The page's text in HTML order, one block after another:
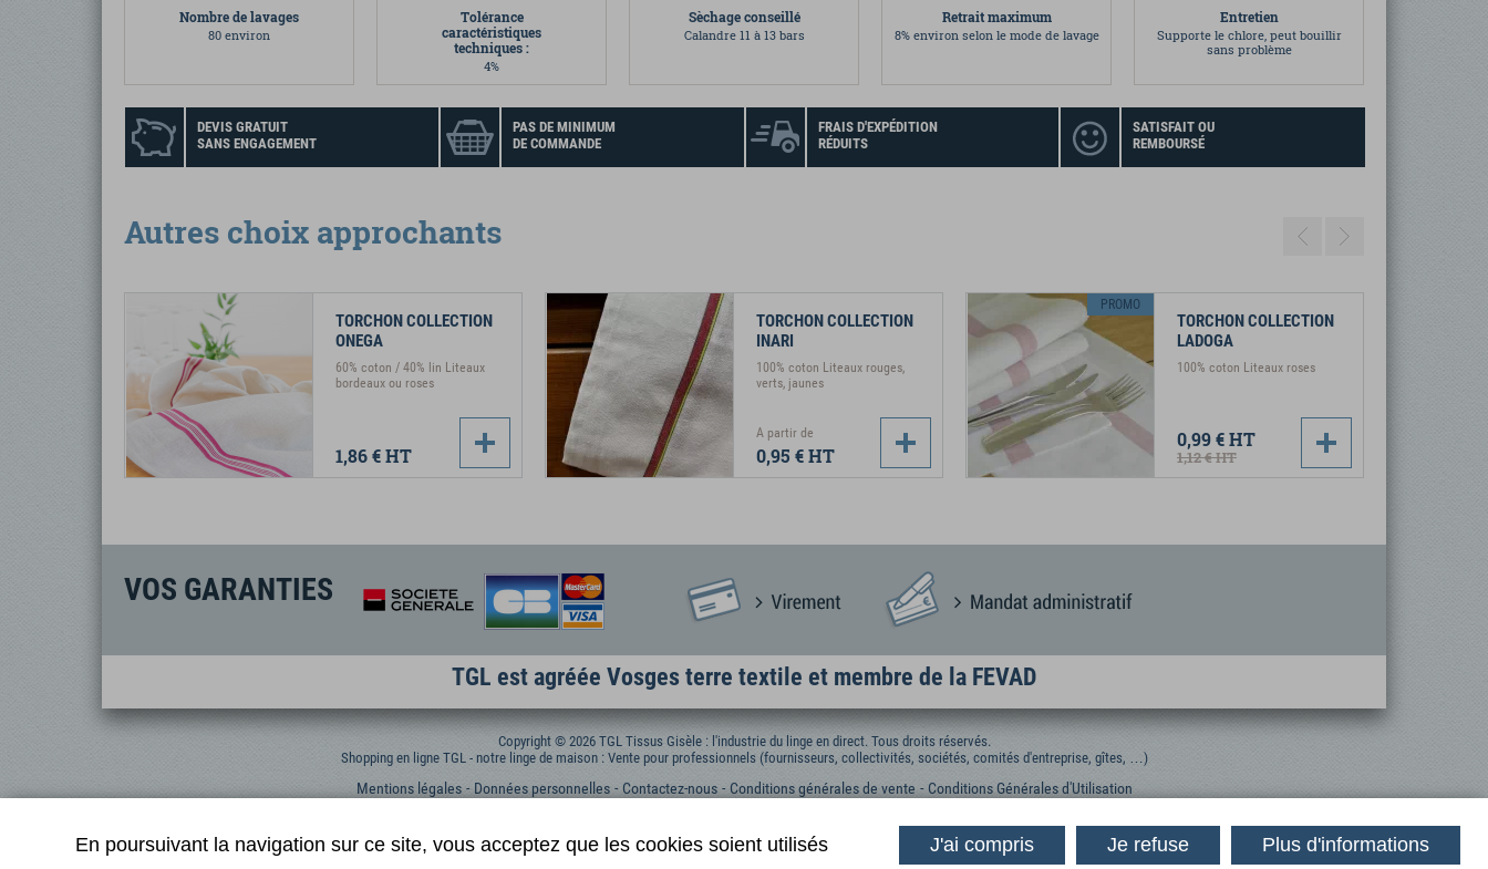
Nombre de lavages
80 environ
Tolérance
caractéristiques
techniques :
4%
Sèchage conseillé
Calandre 11 à 13 bars
Retrait maximum
8% environ selon le mode de lavage
Entretien
Supporte le chlore, peut bouillir
sans problème
DEVIS GRATUIT
SANS ENGAGEMENT
PAS DE MINIMUM
DE COMMANDE
FRAIS D'EXPÉDITION
RÉDUITS
SATISFAIT OU
REMBOURSÉ
Autres choix approchants
TORCHON COLLECTION
ONEGA
60% coton / 40% lin Liteaux
bordeaux ou roses
1,86 €HT
TORCHON COLLECTION
INARI
100% coton Liteaux rouges,
verts, jaunes
A partir de
0,95 €HT
PROMO
TORCHON COLLECTION
LADOGA
100% coton Liteaux roses
0,99 €HT
1,12 €HT
VOS GARANTIES
TGL est agréée Vosges terre textile et membre de la FEVAD
Copyright © 2026 TGL Tissus Gisèle : l'industrie du linge en direct. Tous droits réservés.
Shopping en ligne TGL - notre linge de maison : Vente pour professionnels (fournisseurs, collectivités, sociétés, comités d'entreprise, gîtes, …)
Mentions légales Données personnelles Contactez-nous Conditions générales de vente Conditions Générales d'Utilisation
En poursuivant la navigation sur ce site, vous acceptez que les cookies soient utilisés J'ai compris Je refuse Plus d'informations